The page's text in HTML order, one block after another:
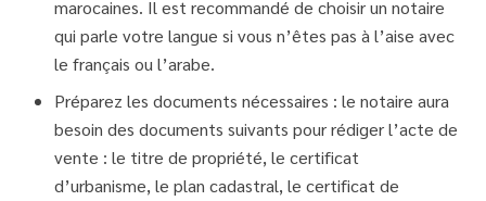
marocaines. Il est recommandé de choisir un notaire
qui parle votre langue si vous n’êtes pas à l’aise avec
le français ou l’arabe.
Préparez les documents nécessaires : le notaire aura
besoin des documents suivants pour rédiger l’acte de
vente : le titre de propriété, le certificat
d’urbanisme, le plan cadastral, le certificat de